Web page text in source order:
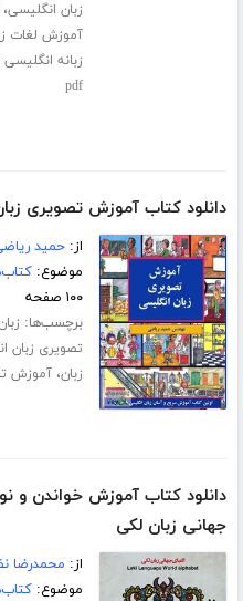
زبان انگلیسی،
آموزش لغات
زبانه
pdf
دانلود کتاب آموزش تصویری
از:حمید
موضوع:
۱۰۰ صفحه
برچسب‌ها:
تصویری زبان
زبان،آموزش
دانلود کتاب آموزش خواندن و
جهانی زبان لکی
از: محمدرضا
موضوع: